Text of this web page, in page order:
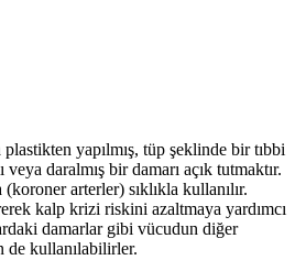
yapılmış, tüp şeklinde bir tıbbi
veya daralmış bir damarı açık tutmaktır.
arterler) sıklıkla kullanılır.
kalp krizi riskini azaltmaya yardımcı
damarlar gibi vücudun diğer
de kullanılabilirler.